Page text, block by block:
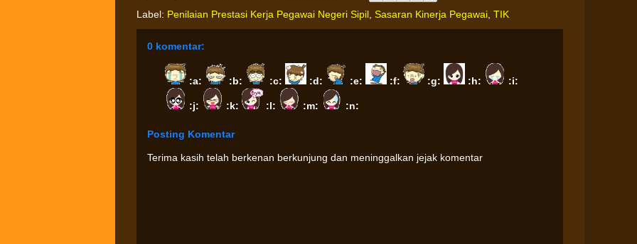
Label: Penilaian Prestasi Kerja Pegawai Negeri Sipil Sasaran Kinerja Pegawai TIK
0 komentar:
:a: :b: :c: :d: :e: :f: :g: :h: :i:
:j: :k: :l: :m: :n:
Posting Komentar
Terima kasih telah berkenan berkunjung dan meninggalkan jejak komentar